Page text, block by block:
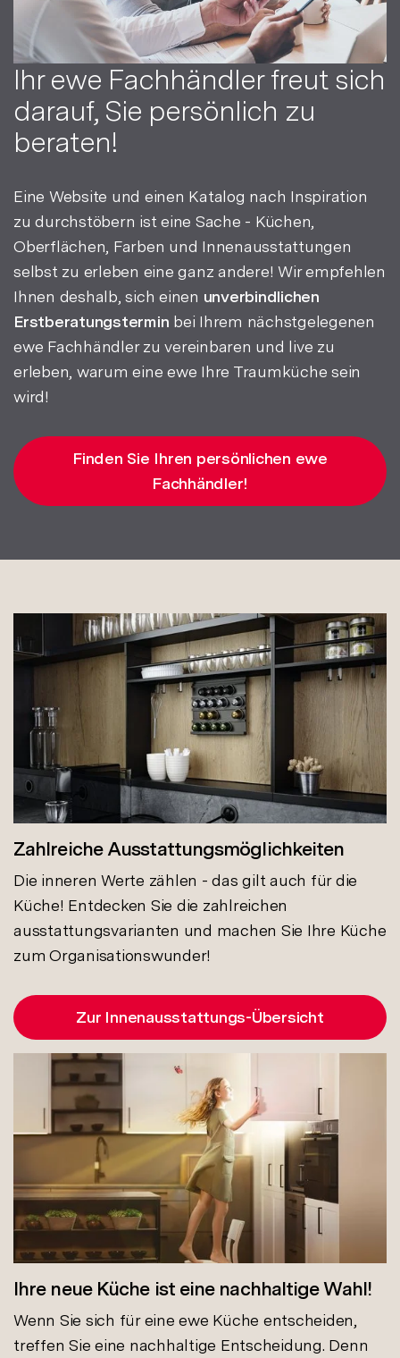
Ihr ewe Fachhändler freut sich
darauf, Sie persönlich zu
beraten!
Eine Website und einen Katalog nach Inspiration
zu durchstöbern ist eine Sache - Küchen,
Oberflächen, Farben und Innenausstattungen
selbst zu erleben eine ganz andere! Wir empfehlen
Ihnen deshalb, sich einen unverbindlichen
Erstberatungstermin bei Ihrem nächstgelegenen
ewe Fachhändler zu vereinbaren und live zu
erleben, warum eine ewe Ihre Traumküche sein
wird!
Finden Sie Ihren persönlichen ewe
Fachhändler!
Zahlreiche Ausstattungsmöglichkeiten
Die inneren Werte zählen - das gilt auch für die
Küche! Entdecken Sie die zahlreichen
ausstattungsvarianten und machen Sie Ihre Küche
zum Organisationswunder!
Zur Innenausstattungs-Übersicht
Ihre neue Küche ist eine nachhaltige Wahl!
Wenn Sie sich für eine ewe Küche entscheiden,
treffen Sie eine nachhaltige Entscheidung. Denn